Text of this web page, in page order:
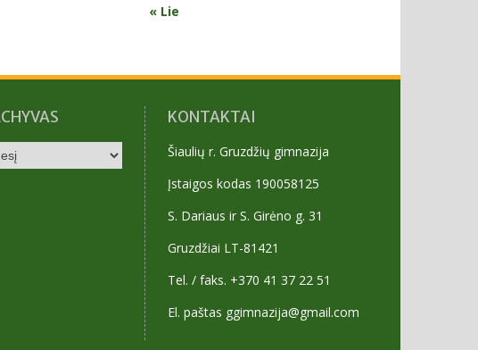
« Lie
KONTAKTAI
Šiaulių r. Gruzdžių gimnazija
Įstaigos kodas 190058125
S. Dariaus ir S. Girėno g. 31
Gruzdžiai LT-81421
Tel. / faks. +370 41 37 22 51
El. paštas ggimnazija@gmail.com